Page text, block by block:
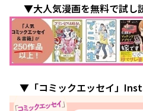
▼大人気漫画を無料で試し
▼「コミックエッセイ」